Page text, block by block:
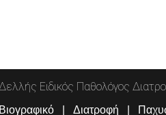
Ειδικός Παθολόγος
Βιογραφικό Διατροφή